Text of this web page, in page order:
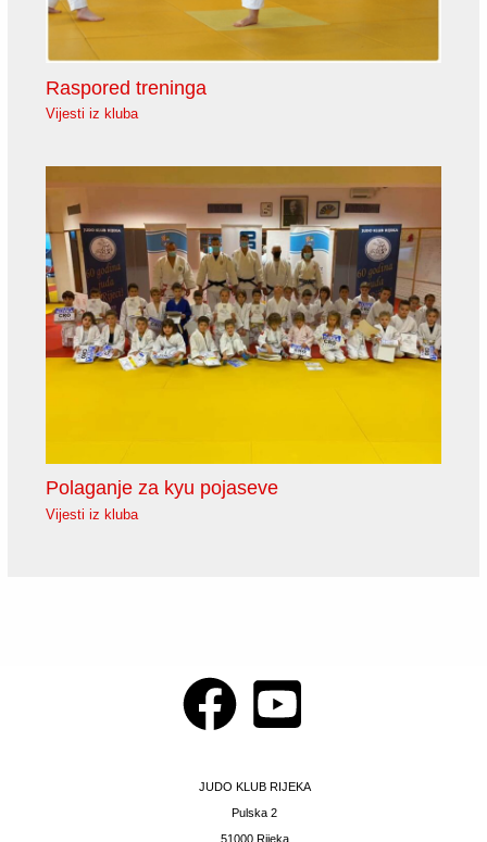
Raspored treninga
Vijesti iz kluba
Polaganje za kyu pojaseve
Vijesti iz kluba
JUDO KLUB RIJEKA
Pulska 2
51000 Rijeka